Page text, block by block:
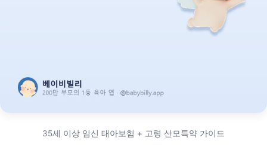
35세 이상 임신 태아보험 + 고령 산모특약 가이드